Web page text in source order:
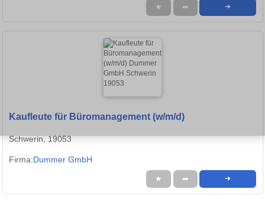
★ ➦ ➜
Kaufleute für Büromanagement (w/m/d)
Schwerin, 19053
Firma:Dummer GmbH
★ ➦ ➜